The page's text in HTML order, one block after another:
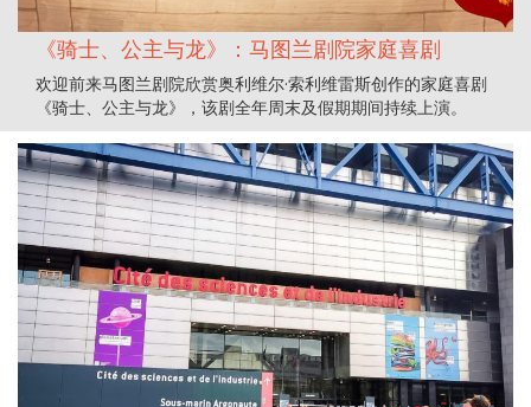
《骑士、公主与龙》：马图兰剧院家庭喜剧
欢迎前来马图兰剧院欣赏奥利维尔·索利维雷斯创作的家庭喜剧
《骑士、公主与龙》，该剧全年周末及假期期间持续上演。